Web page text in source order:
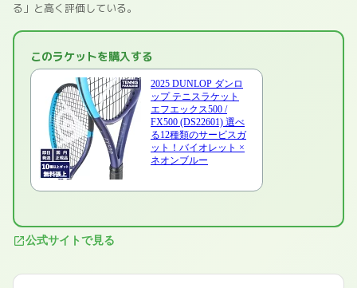
る」と高く評価している。
このラケットを購入する
2025 DUNLOP ダンロ
ップ テニスラケット
エフエックス500 /
FX500 (DS22601) 選べ
る12種類のサービスガ
ット！バイオレット ×
ネオンブルー
公式サイトで見る